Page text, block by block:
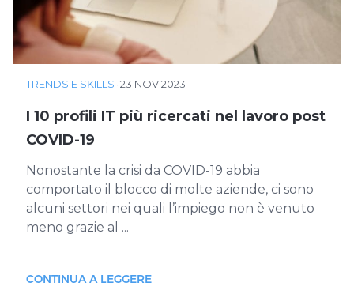
TRENDS E SKILLS ·23 NOV 2023
I 10 profili IT più ricercati nel lavoro post
COVID-19
Nonostante la crisi da COVID-19 abbia
comportato il blocco di molte aziende, ci sono
alcuni settori nei quali l’impiego non è venuto
meno grazie al ...
CONTINUA A LEGGERE